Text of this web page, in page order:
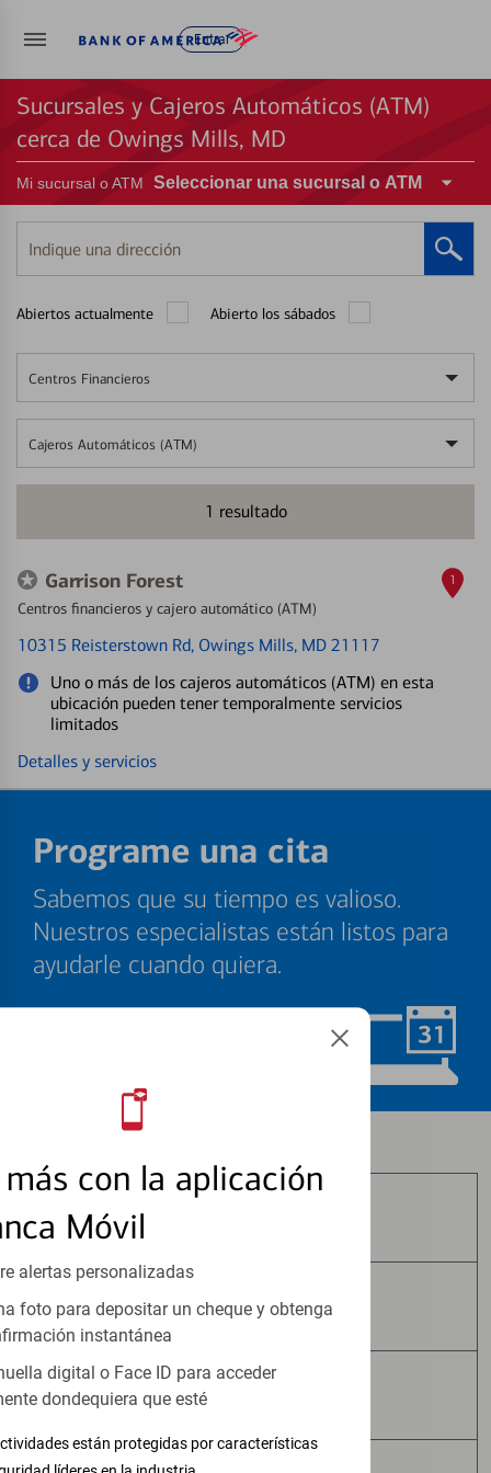
Entrar
con la aplicación
Móvil
alertas personalizadas
foto para depositar un cheque y obtenga
instantánea
digital o Face ID para acceder
dondequiera que esté
están protegidas por características
Sucursales y Cajeros Automáticos (ATM)
cerca de Owings Mills, MD
Mi sucursal o ATM Seleccionar una sucursal o ATM
Indique
una
Abiertos actualmente Abierto los sábados
Centros Financieros
Cajeros Automáticos (ATM)
1 resultado
Garrison Forest
Centros financieros y cajero automático (ATM)
10315 Reisterstown Rd, Owings Mills, MD 21117
Uno o más de los cajeros automáticos (ATM) en esta
ubicación pueden tener temporalmente servicios
limitados
Detalles y servicios
1
Programe una cita
Sabemos que su tiempo es valioso.
Nuestros especialistas están listos para
ayudarle cuando quiera.
No Están Asegurados por FDIC
No Tienen Garantía Bancaria
Pueden Perder Valor